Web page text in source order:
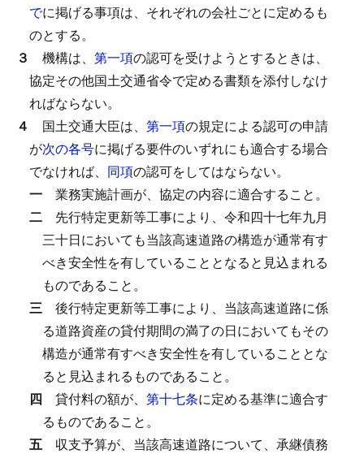
でに掲げる事項は、それぞれの会社ごとに定めるも
のとする。
３ 機構は、 第一項の認可を受けようとするときは、
協定その他国土交通省令で定める書類を添付しなけ
ればならない。
４ 国土交通大臣は、 第一項の規定による認可の申請
が次の各号に掲げる要件のいずれにも適合する場合
でなければ、 同項の認可をしてはならない。
一 業務実施計画が、協定の内容に適合すること。
二 先行特定更新等工事により、令和四十七年九月
三十日においても当該高速道路の構造が通常有す
べき安全性を有していることとなると見込まれる
ものであること。
三 後行特定更新等工事により、当該高速道路に係
る道路資産の貸付期間の満了の日においてもその
構造が通常有すべき安全性を有していることとな
ると見込まれるものであること。
四 貸付料の額が、 第十七条に定める基準に適合す
るものであること。
五 収支予算が、当該高速道路について、承継債務